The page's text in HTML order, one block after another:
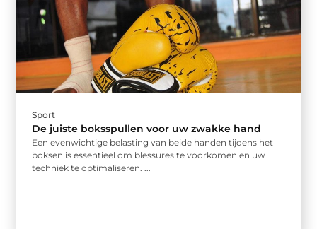
Sport
De juiste boksspullen voor uw zwakke hand
Een evenwichtige belasting van beide handen tijdens het
boksen is essentieel om blessures te voorkomen en uw
techniek te optimaliseren. ...